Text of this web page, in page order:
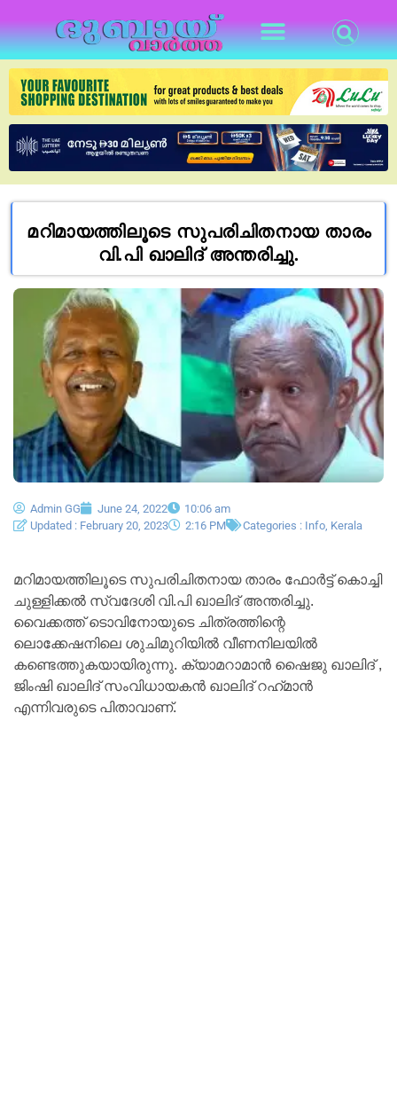
മറിമായത്തിലൂടെ സുപരിചിതനായ താരം
വി.പി ഖാലിദ് അന്തരിച്ചു.
Admin GG June 24, 2022
10:06 am
Updated : February 20, 2023
2:16 PM Categories : Info Kerala
മറിമായത്തിലൂടെ സുപരിചിതനായ താരം ഫോർട്ട് കൊച്ചി
ചുള്ളിക്കൽ സ്വദേശി വി.പി ഖാലിദ് അന്തരിച്ചു.
വൈക്കത്ത് ടൊവിനോയുടെ ചിത്രത്തിന്റെ
ലൊക്കേഷനിലെ ശുചിമുറിയിൽ വീണനിലയിൽ
കണ്ടെത്തുകയായിരുന്നു. ക്യാമറാമാൻ ഷൈജു ഖാലിദ് ,
ജിംഷി ഖാലിദ് സംവിധായകൻ ഖാലിദ് റഹ്‌മാൻ
എന്നിവരുടെ പിതാവാണ്.